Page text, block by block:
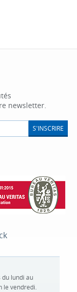
newsletter.
S'INSCRIRE
du lundi au
le vendredi.